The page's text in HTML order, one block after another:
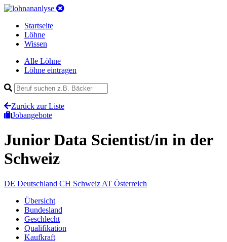
Startseite
Löhne
Wissen
Alle Löhne
Löhne eintragen
Zurück zur Liste
Jobangebote
Junior Data Scientist/in in der
Schweiz
DE Deutschland CH Schweiz AT Österreich
Übersicht
Bundesland
Geschlecht
Qualifikation
Kaufkraft